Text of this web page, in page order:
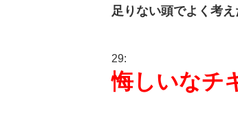
足りない頭でよく考え
29:
悔しいなチ